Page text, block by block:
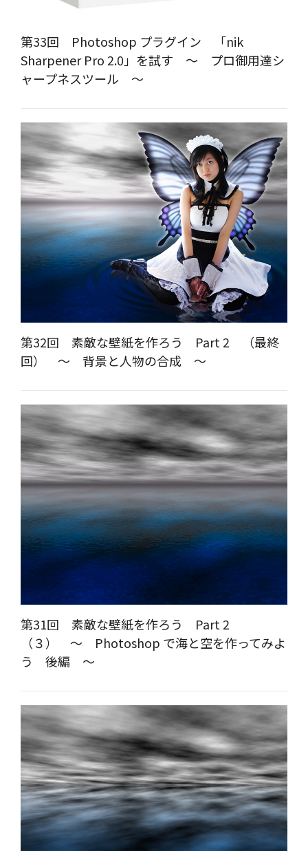
第33回 Photoshop プラグイン 「nik
Sharpener Pro 2.0」を試す ～ プロ御用達シ
ャープネスツール ～
第32回 素敵な壁紙を作ろう Part 2 （最終
回） ～ 背景と人物の合成 ～
第31回 素敵な壁紙を作ろう Part 2
（３） ～ Photoshop で海と空を作ってみよ
う 後編 ～